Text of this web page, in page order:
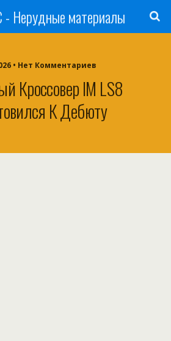
Нерудные материалы
• Нет Комментариев
Кроссовер IM LS8
К Дебюту